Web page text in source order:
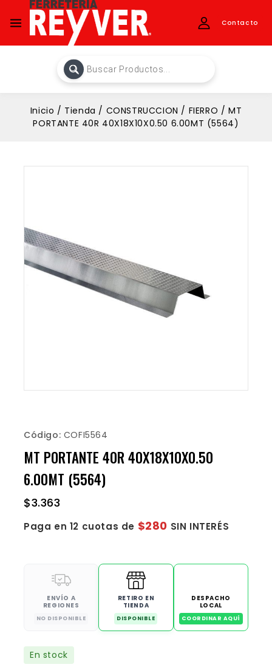
Contacto
Inicio / Tienda / CONSTRUCCION / FIERRO / MT
PORTANTE 40R 40X18X10X0.50 6.00MT (5564)
Código: COFI5564
MT PORTANTE 40R 40X18X10X0.50
6.00MT (5564)
$3.363
Paga en 12 cuotas de $280 SIN INTERÉS
ENVÍO A
REGIONES
NO DISPONIBLE
RETIRO EN
TIENDA
DISPONIBLE
DESPACHO
LOCAL
COORDINAR AQUÍ
En stock